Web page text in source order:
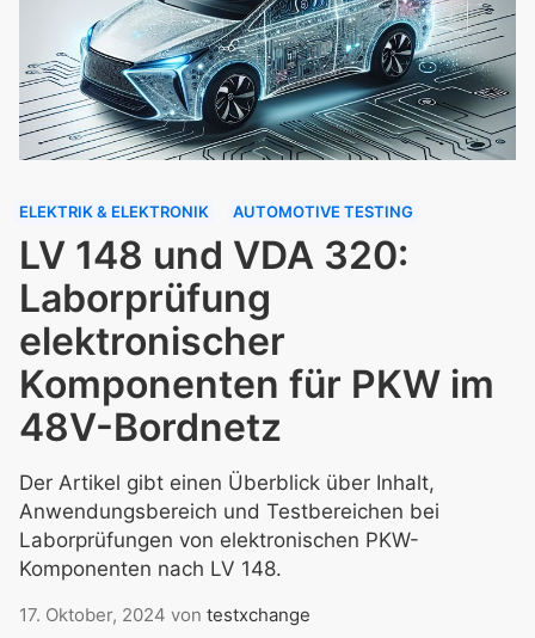
ELEKTRIK & ELEKTRONIK AUTOMOTIVE TESTING
LV 148 und VDA 320:
Laborprüfung
elektronischer
Komponenten für PKW im
48V-Bordnetz
Der Artikel gibt einen Überblick über Inhalt,
Anwendungsbereich und Testbereichen bei
Laborprüfungen von elektronischen PKW-
Komponenten nach LV 148.
17. Oktober, 2024 von testxchange